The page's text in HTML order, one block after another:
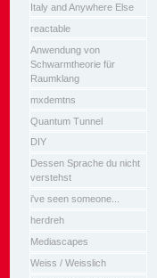
Italy and Anywhere Else
reactable
Anwendung von
Schwarmtheorie für
Raumklang
mxdemtns
Quantum Tunnel
DIY
Dessen Sprache du nicht
verstehst
i've seen someone...
herdreh
Mediascapes
Weiss / Weisslich